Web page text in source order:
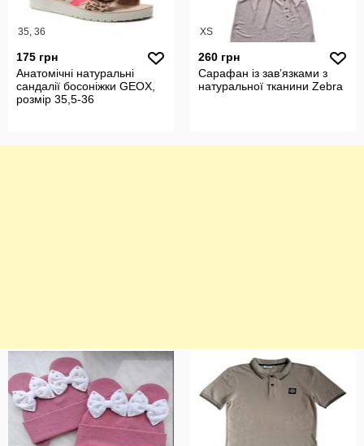
35, 36
175 грн
Анатомічні натуральні
сандалії босоніжки GEOX,
розмір 35,5-36
XS
260 грн
Сарафан із завʼязками з
натуральної тканини Zebra